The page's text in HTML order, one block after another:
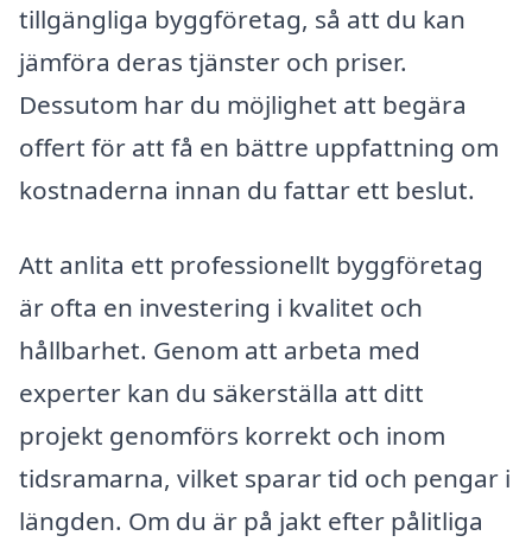
tillgängliga byggföretag, så att du kan
jämföra deras tjänster och priser.
Dessutom har du möjlighet att begära
offert för att få en bättre uppfattning om
kostnaderna innan du fattar ett beslut.
Att anlita ett professionellt byggföretag
är ofta en investering i kvalitet och
hållbarhet. Genom att arbeta med
experter kan du säkerställa att ditt
projekt genomförs korrekt och inom
tidsramarna, vilket sparar tid och pengar i
längden. Om du är på jakt efter pålitliga